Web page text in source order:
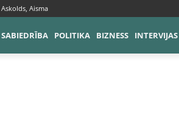
Askolds, Aisma
SABIEDRĪBA POLITIKA BIZNESS INTERVIJAS